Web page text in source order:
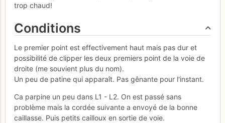
trop chaud!
Conditions
Le premier point est effectivement haut mais pas dur et
possibilité de clipper les deux premiers point de la voie de
droite (me souvient plus du nom).
Un peu de patine qui apparaît. Pas gênante pour l'instant.
Ca parpine un peu dans L1 - L2. On est passé sans
problème mais la cordée suivante a envoyé de la bonne
caillasse. Puis petits cailloux en sortie de voie.